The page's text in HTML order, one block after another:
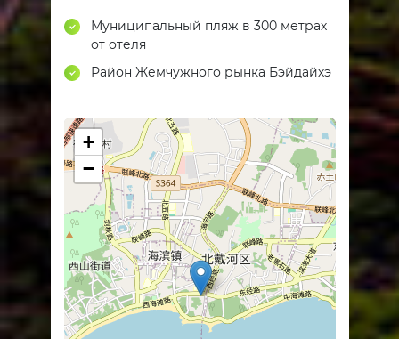
Муниципальный пляж в 300 метрах
от отеля
Район Жемчужного рынка Бэйдайхэ
+
−